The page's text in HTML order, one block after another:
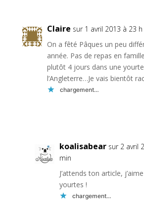
Claire sur 1 avril 2013 à 23
On a fêté Pâques un peu
année. Pas de repas en
plutôt 4 jours dans une
l’Angleterre…Je vais bientôt
chargement…
koalisabear sur 2 avril
min
J’attends ton article,
yourtes !
chargement…